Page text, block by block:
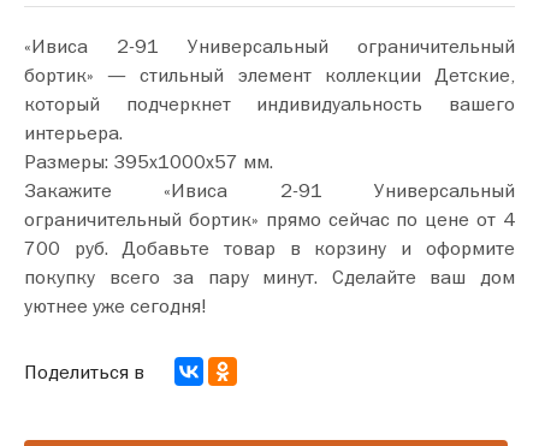
«Ивиса 2-91 Универсальный ограничительный
бортик» — стильный элемент коллекции Детские,
который подчеркнет индивидуальность вашего
интерьера.
Размеры: 395х1000х57 мм.
Закажите «Ивиса 2-91 Универсальный
ограничительный бортик» прямо сейчас по цене от 4
700 руб. Добавьте товар в корзину и оформите
покупку всего за пару минут. Сделайте ваш дом
уютнее уже сегодня!
Поделиться в